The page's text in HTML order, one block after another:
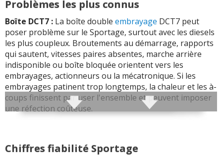
Problèmes les plus connus
Boîte DCT7 : La boîte double embrayage DCT7 peut
poser problème sur le Sportage, surtout avec les diesels
les plus coupleux. Broutements au démarrage, rapports
qui sautent, vitesses paires absentes, marche arrière
indisponible ou boîte bloquée orientent vers les
embrayages, actionneurs ou la mécatronique. Si les
embrayages patinent trop longtemps, la chaleur et les à-
coups finissent par user l'ensemble et peuvent imposer
une réfection coûteuse.
ressort de mécanisme, la butée, le disque et parfois le
Chiffres fiabilité Sportage